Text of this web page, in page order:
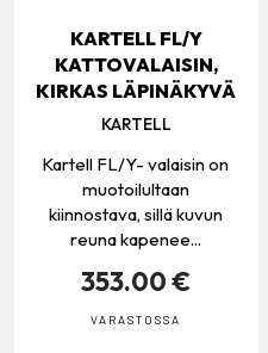
KARTELL FL/Y
KATTOVALAISIN,
KIRKAS LÄPINÄKYVÄ
KARTELL
Kartell FL/Y- valaisin on
muotoilultaan
kiinnostava, sillä kuvun
reuna kapenee...
353.00 €
VARASTOSSA